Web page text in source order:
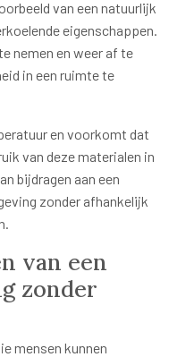
van een natuurlijk
eigenschappen.
nemen en weer af te
in een ruimte te
en voorkomt dat
van deze materialen in
bijdragen aan een
zonder afhankelijk
van een
zonder
mensen kunnen